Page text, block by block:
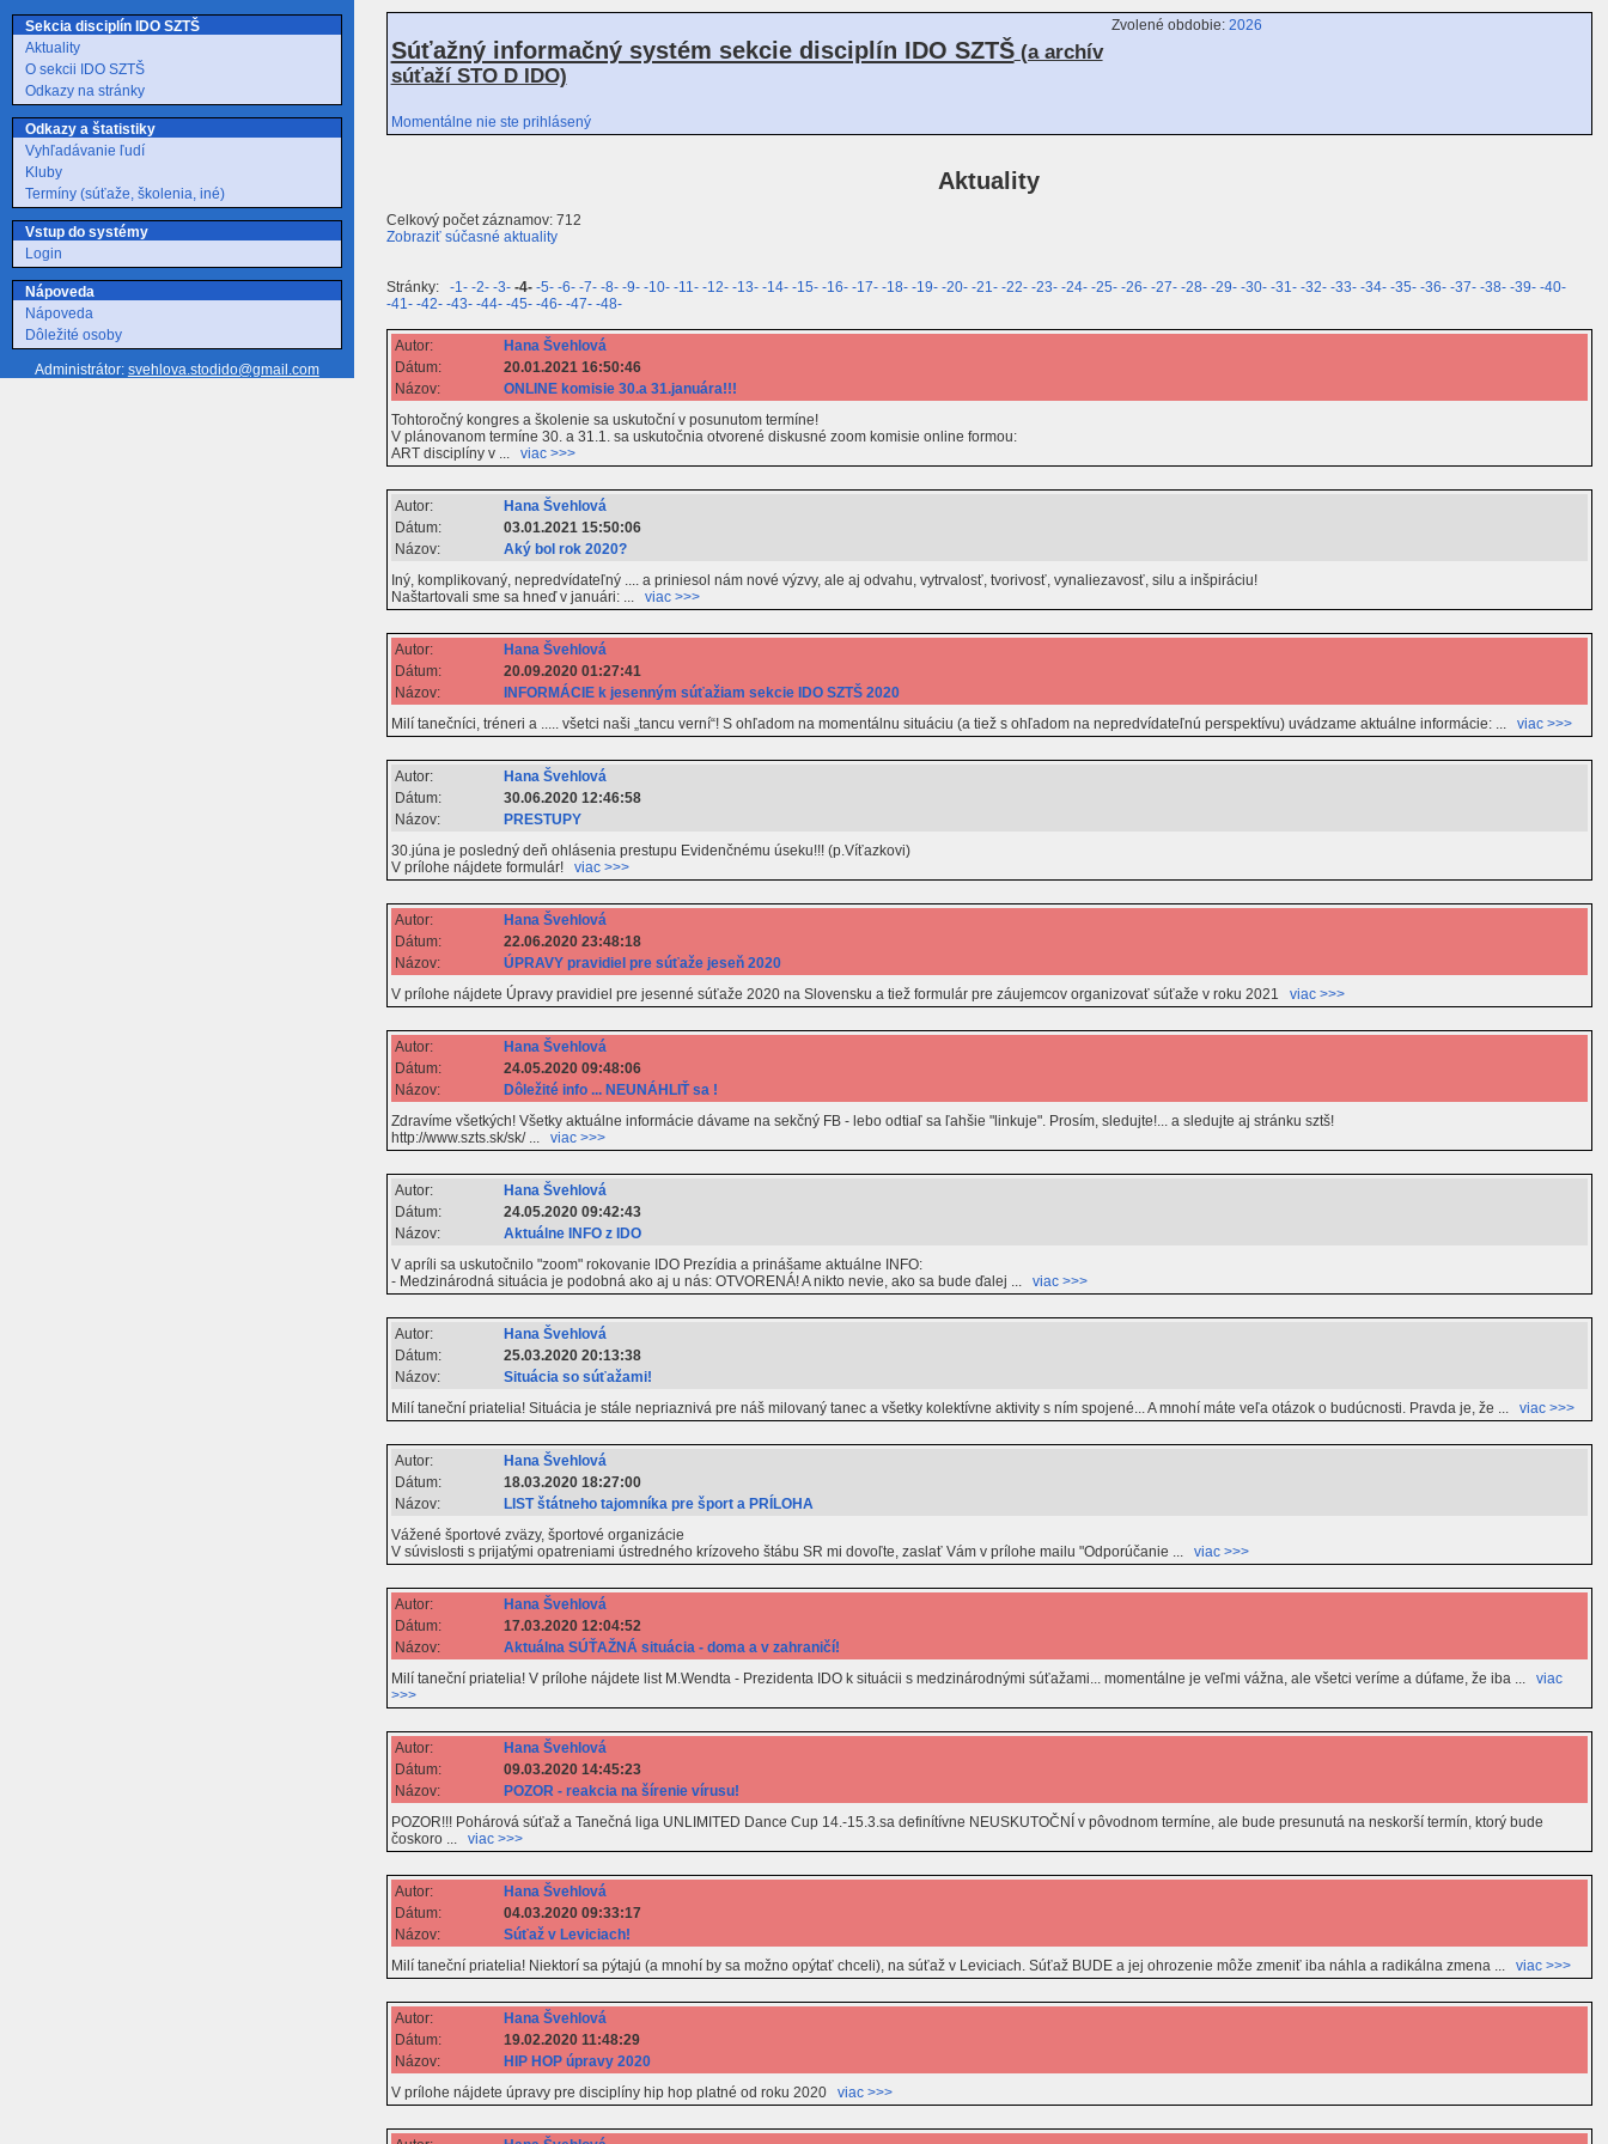
Sekcia disciplín IDO SZTŠ
Aktuality
O sekcii IDO SZTŠ
Odkazy na stránky
Odkazy a štatistiky
Vyhľadávanie ľudí
Kluby
Termíny (súťaže, školenia, iné)
Vstup do systémy
Login
Nápoveda
Nápoveda
Dôležité osoby
Administrátor: svehlova.stodido@gmail.com
Súťažný informačný systém sekcie disciplín IDO SZTŠ(a archív
súťaží STO D IDO)
Zvolené obdobie: 2026
Momentálne nie ste prihlásený
Aktuality
Celkový počet záznamov: 712
Zobraziť súčasné aktuality
Stránky: -1- -2- -3- -4- -5- -6- -7- -8- -9- -10- -11- -12- -13- -14- -15- -16- -17- -18- -19- -20- -21- -22- -23- -24- -25- -26- -27- -28- -29- -30- -31- -32- -33- -34- -35- -36- -37- -38- -39- -40-
-41- -42- -43- -44- -45- -46- -47- -48-
Autor:
Hana Švehlová
Dátum:
20.01.2021 16:50:46
Názov:
ONLINE komisie 30.a 31.januára!!!
Tohtoročný kongres a školenie sa uskutoční v posunutom termíne!
V plánovanom termíne 30. a 31.1. sa uskutočnia otvorené diskusné zoom komisie online formou:
ART disciplíny v ... viac >>>
Autor:
Hana Švehlová
Dátum:
03.01.2021 15:50:06
Názov:
Aký bol rok 2020?
Iný, komplikovaný, nepredvídateľný .... a priniesol nám nové výzvy, ale aj odvahu, vytrvalosť, tvorivosť, vynaliezavosť, silu a inšpiráciu!
Naštartovali sme sa hneď v januári: ... viac >>>
Autor:
Hana Švehlová
Dátum:
20.09.2020 01:27:41
Názov:
INFORMÁCIE k jesenným súťažiam sekcie IDO SZTŠ 2020
Milí tanečníci, tréneri a ..... všetci naši „tancu verní“! S ohľadom na momentálnu situáciu (a tiež s ohľadom na nepredvídateľnú perspektívu) uvádzame aktuálne informácie: ... viac >>>
Autor:
Hana Švehlová
Dátum:
30.06.2020 12:46:58
Názov:
PRESTUPY
30.júna je posledný deň ohlásenia prestupu Evidenčnému úseku!!! (p.Víťazkovi)
V prílohe nájdete formulár! viac >>>
Autor:
Hana Švehlová
Dátum:
22.06.2020 23:48:18
Názov:
ÚPRAVY pravidiel pre súťaže jeseň 2020
V prílohe nájdete Úpravy pravidiel pre jesenné súťaže 2020 na Slovensku a tiež formulár pre záujemcov organizovať súťaže v roku 2021 viac >>>
Autor:
Hana Švehlová
Dátum:
24.05.2020 09:48:06
Názov:
Dôležité info ... NEUNÁHLIŤ sa !
Zdravíme všetkých! Všetky aktuálne informácie dávame na sekčný FB - lebo odtiaľ sa ľahšie "linkuje". Prosím, sledujte!... a sledujte aj stránku sztš!
http://www.szts.sk/sk/ ... viac >>>
Autor:
Hana Švehlová
Dátum:
24.05.2020 09:42:43
Názov:
Aktuálne INFO z IDO
V apríli sa uskutočnilo "zoom" rokovanie IDO Prezídia a prinášame aktuálne INFO:
- Medzinárodná situácia je podobná ako aj u nás: OTVORENÁ! A nikto nevie, ako sa bude ďalej ... viac >>>
Autor:
Hana Švehlová
Dátum:
25.03.2020 20:13:38
Názov:
Situácia so súťažami!
Milí taneční priatelia! Situácia je stále nepriaznivá pre náš milovaný tanec a všetky kolektívne aktivity s ním spojené... A mnohí máte veľa otázok o budúcnosti. Pravda je, že ... viac >>>
Autor:
Hana Švehlová
Dátum:
18.03.2020 18:27:00
Názov:
LIST štátneho tajomníka pre šport a PRÍLOHA
Vážené športové zväzy, športové organizácie
V súvislosti s prijatými opatreniami ústredného krízoveho štábu SR mi dovoľte, zaslať Vám v prílohe mailu "Odporúčanie ... viac >>>
Autor:
Hana Švehlová
Dátum:
17.03.2020 12:04:52
Názov:
Aktuálna SÚŤAŽNÁ situácia - doma a v zahraničí!
Milí taneční priatelia! V prílohe nájdete list M.Wendta - Prezidenta IDO k situácii s medzinárodnými súťažami... momentálne je veľmi vážna, ale všetci veríme a dúfame, že iba ... viac
>>>
Autor:
Hana Švehlová
Dátum:
09.03.2020 14:45:23
Názov:
POZOR - reakcia na šírenie vírusu!
POZOR!!! Pohárová súťaž a Tanečná liga UNLIMITED Dance Cup 14.-15.3.sa definítívne NEUSKUTOČNÍ v pôvodnom termíne, ale bude presunutá na neskorší termín, ktorý bude
čoskoro ... viac >>>
Autor:
Hana Švehlová
Dátum:
04.03.2020 09:33:17
Názov:
Súťaž v Leviciach!
Milí taneční priatelia! Niektorí sa pýtajú (a mnohí by sa možno opýtať chceli), na súťaž v Leviciach. Súťaž BUDE a jej ohrozenie môže zmeniť iba náhla a radikálna zmena ... viac >>>
Autor:
Hana Švehlová
Dátum:
19.02.2020 11:48:29
Názov:
HIP HOP úpravy 2020
V prílohe nájdete úpravy pre disciplíny hip hop platné od roku 2020 viac >>>